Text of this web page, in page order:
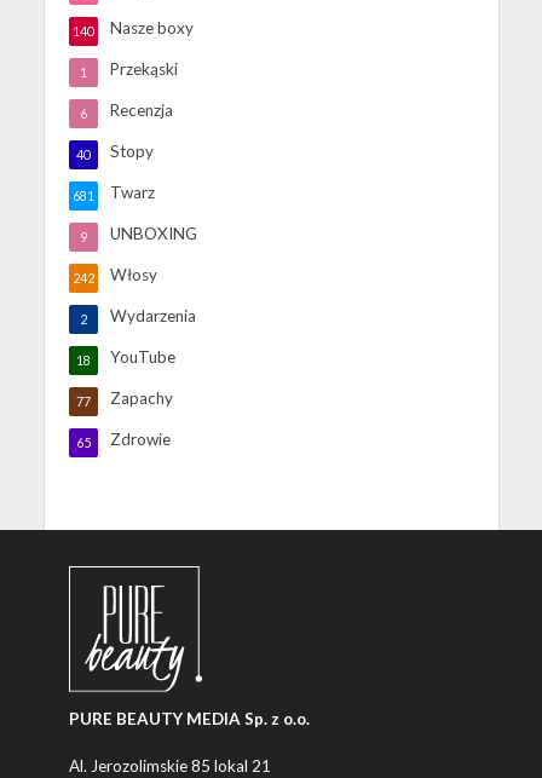
Nasze boxy
140
Przekąski
1
Recenzja
6
Stopy
40
Twarz
681
UNBOXING
9
Włosy
242
Wydarzenia
2
YouTube
18
Zapachy
77
Zdrowie
65
PURE BEAUTY MEDIA Sp. z o.o.
Al. Jerozolimskie 85 lokal 21